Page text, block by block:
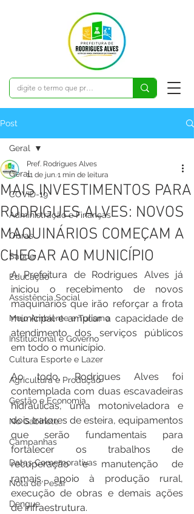
Post
Geral
COVID-19
Administração e Finanças
Obras
Saúde
Educação
Assistência Social
Meio Ambiente e Turismo
Institucional e Governo
Cultura Esporte e Lazer
Agricultura e Produção
Gestão e Economia
No Gabinete
Campanhas
Datas Comemorativas
Nota de Pesar
Dengue
Geral
MAIS INVESTIMENTOS PARA
RODRIGUES ALVES: NOVOS
MAQUINÁRIOS COMEÇAM A
CHEGAR AO MUNICÍPIO
Pref. Rodrigues Alves
11 de jun.1 min de leitura
A Prefeitura de Rodrigues Alves já
iniciou o recebimento de novos
maquinários que irão reforçar a frota
municipal e ampliar a capacidade de
atendimento dos serviços públicos
em todo o município.
Ao todo, Rodrigues Alves foi
contemplada com duas escavadeiras
hidráulicas, uma motoniveladora e
dois tratores de esteira, equipamentos
que serão fundamentais para
fortalecer os trabalhos de
recuperação e manutenção de
ramais, apoio à produção rural,
execução de obras e demais ações
de infraestrutura.